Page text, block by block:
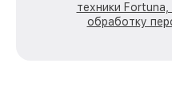
техники
обработку